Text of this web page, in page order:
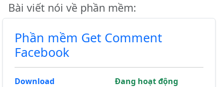
Bài viết nói về phần mềm:
Phần mềm Get Comment
Facebook
Download
Đang hoạt động